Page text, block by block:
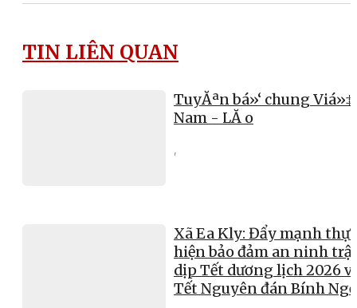
TIN LIÊN QUAN
TuyĂªn bá»‘ chung
Nam - LĂ o
,
Xã Ea Kly: Đẩy mạnh thực
hiện bảo đảm an ninh
dịp Tết dương lịch 2026
Tết Nguyên đán Bính Ngọ